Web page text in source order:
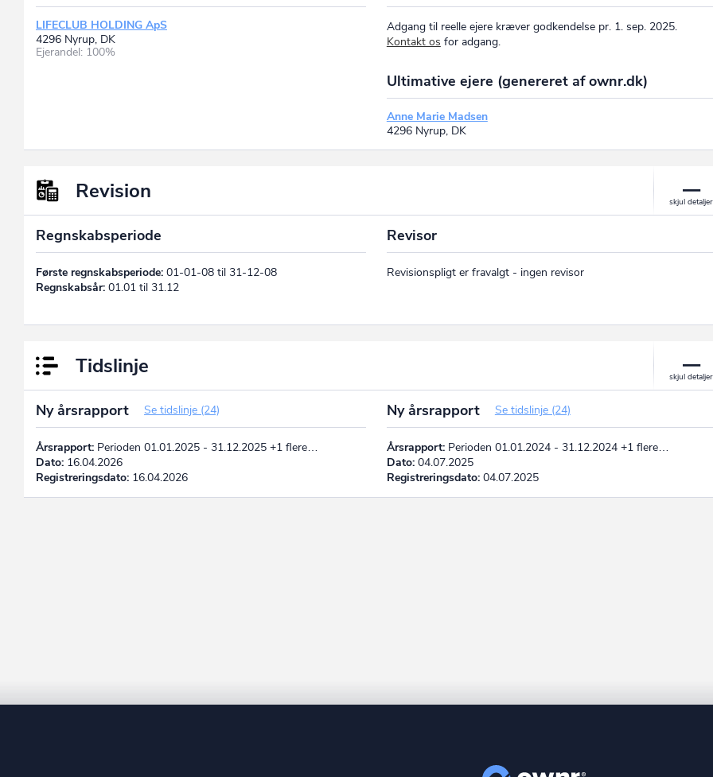
LIFECLUB HOLDING ApS
4296 Nyrup, DK
Ejerandel: 100%
Adgang til reelle ejere kræver godkendelse pr. 1. sep. 2025.
Kontakt os for adgang.
Ultimative ejere (genereret af ownr.dk)
Anne Marie Madsen
4296 Nyrup, DK
Revision
Regnskabsperiode
Første regnskabsperiode: 01-01-08 til 31-12-08
Regnskabsår: 01.01 til 31.12
Revisor
Revisionspligt er fravalgt - ingen revisor
Tidslinje
Ny årsrapport Se tidslinje (24)
Årsrapport: Perioden 01.01.2025 - 31.12.2025 +1 flere…
Dato: 16.04.2026
Registreringsdato: 16.04.2026
Ny årsrapport Se tidslinje (24)
Årsrapport:Perioden 01.01.2024 - 31.12.2024 +1 flere…
Dato:04.07.2025
Registreringsdato:04.07.2025